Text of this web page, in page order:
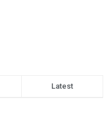
Latest